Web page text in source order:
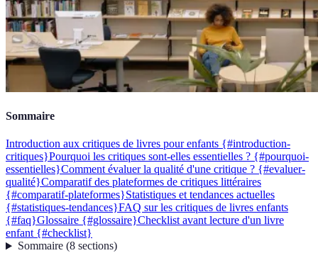
Sommaire
Introduction aux critiques de livres pour enfants {#introduction-
critiques}Pourquoi les critiques sont-elles essentielles ? {#pourquoi-
essentielles}Comment évaluer la qualité d'une critique ? {#evaluer-
qualité}Comparatif des plateformes de critiques littéraires
{#comparatif-plateformes}Statistiques et tendances actuelles
{#statistiques-tendances}FAQ sur les critiques de livres enfants
{#faq}Glossaire {#glossaire}Checklist avant lecture d'un livre
enfant {#checklist}
Sommaire(8 sections)